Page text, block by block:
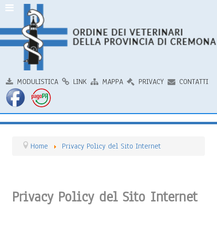
MODULISTICA LINK MAPPA PRIVACY CONTATTI
Home Privacy Policy del Sito Internet
Privacy Policy del Sito Internet